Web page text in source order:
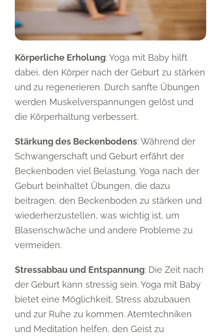
Körperliche Erholung: Yoga mit Baby hilft
dabei, den Körper nach der Geburt zu stärken
und zu regenerieren. Durch sanfte Übungen
werden Muskelverspannungen gelöst und
die Körperhaltung verbessert.
Stärkung des Beckenbodens: Während der
Schwangerschaft und Geburt erfährt der
Beckenboden viel Belastung. Yoga nach der
Geburt beinhaltet Übungen, die dazu
beitragen, den Beckenboden zu stärken und
wiederherzustellen, was wichtig ist, um
Blasenschwäche und andere Probleme zu
vermeiden.
Stressabbau und Entspannung: Die Zeit nach
der Geburt kann stressig sein. Yoga mit Baby
bietet eine Möglichkeit, Stress abzubauen
und zur Ruhe zu kommen. Atemtechniken
und Meditation helfen, den Geist zu